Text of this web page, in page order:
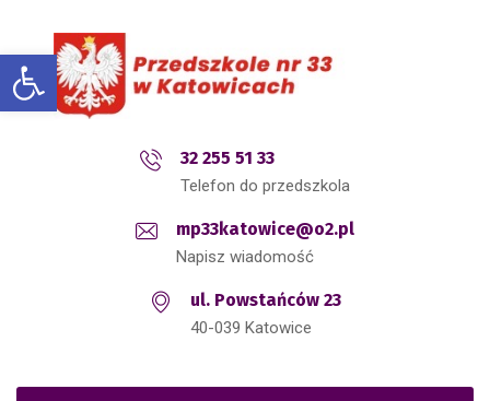
Open toolbar
32 255 51 33
Telefon do przedszkola
mp33katowice@o2.pl
Napisz wiadomość
ul. Powstańców 23
40-039 Katowice